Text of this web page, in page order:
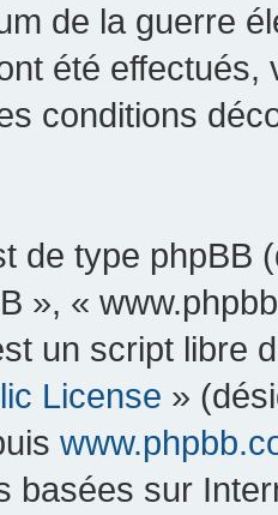
de la guerre
été effectués,
conditions
de type phpBB
», «
un script libre
License »
basées sur